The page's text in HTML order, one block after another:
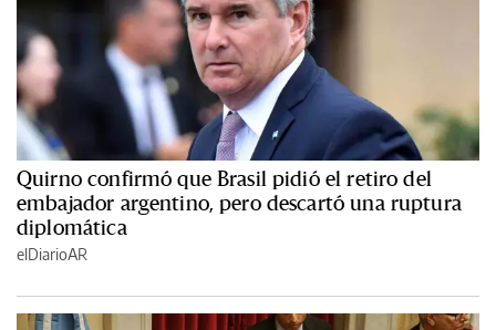
Quirno confirmó que Brasil pidió el retiro del
embajador argentino, pero descartó una ruptura
diplomática
elDiarioAR